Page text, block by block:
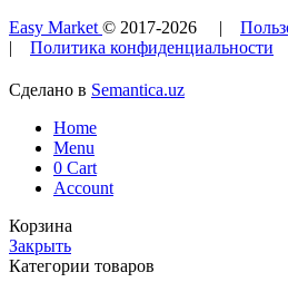
Easy Market © 2017-2026 |
| Политика конфиденциальности
Сделано в Semantica.uz
Home
Menu
0 Cart
Account
Корзина
Закрыть
Категории товаров